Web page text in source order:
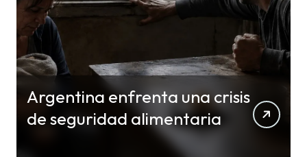
Argentina enfrenta una crisis
de seguridad alimentaria